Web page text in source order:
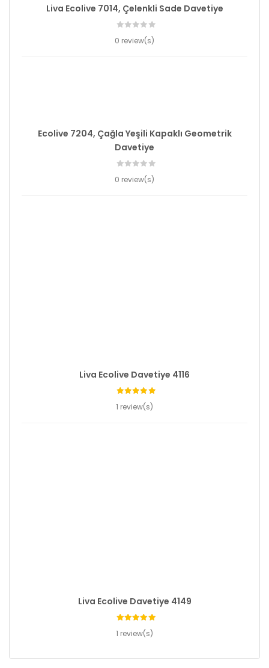
Liva Ecolive 7014, Çelenkli Sade Davetiye
0 review(s)
Ecolive 7204, Çağla Yeşili Kapaklı Geometrik
Davetiye
0 review(s)
Liva Ecolive Davetiye 4116
1 review(s)
Liva Ecolive Davetiye 4149
1 review(s)